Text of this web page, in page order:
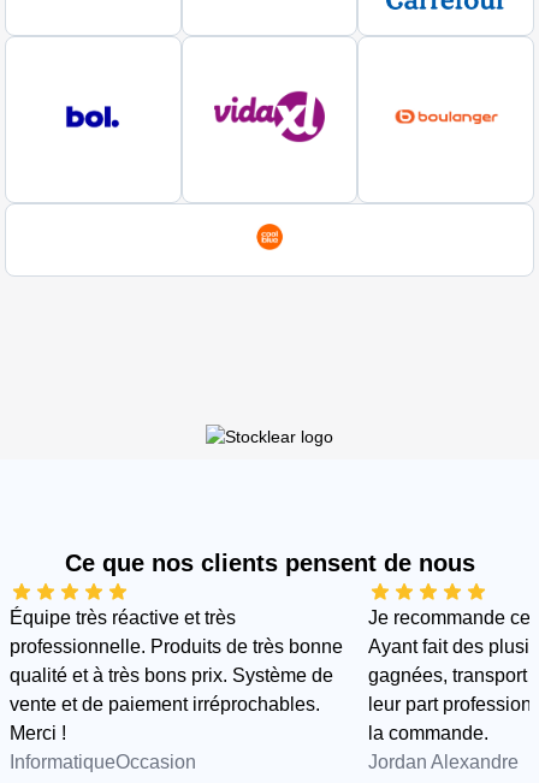
Ce que nos clients pensent de nous
Équipe très réactive et très
professionnelle. Produits de très bonne
qualité et à très bons prix. Système de
vente et de paiement irréprochables.
Merci !
InformatiqueOccasion
Je recommande
Ayant fait des
gagnées, transport
leur part
la commande.
Jordan Alexandre